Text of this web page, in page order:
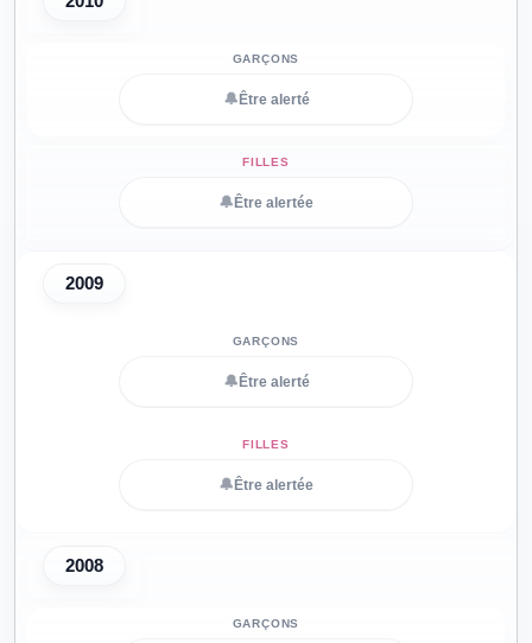
🔔 Être alerté
🔔 Être alertée
2009
🔔 Être alerté
🔔 Être alertée
2008